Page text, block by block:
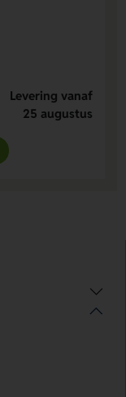
Levering vanaf
25 augustus